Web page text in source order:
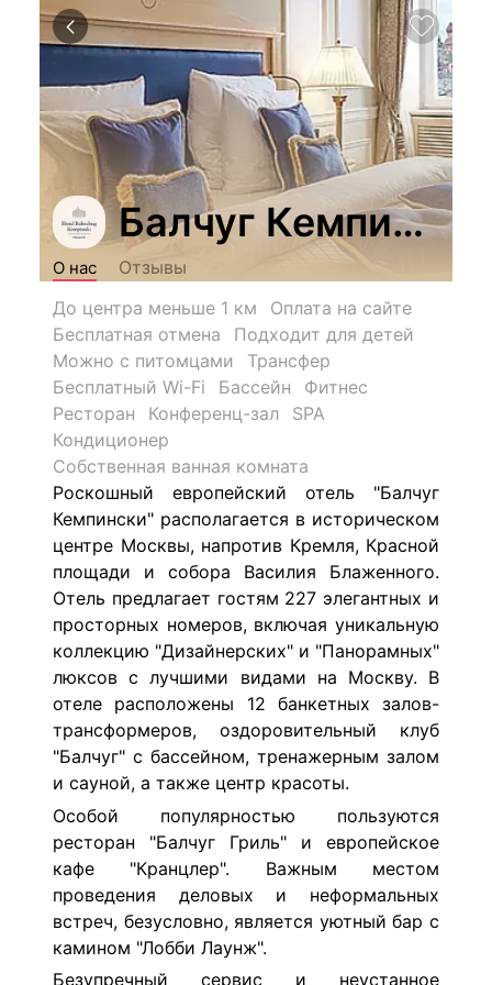
Балчуг Кемпински
О нас
Отзывы
До центра меньше 1 км
Оплата на сайте
Бесплатная отмена
Подходит для детей
Можно с питомцами
Трансфер
Бесплатный Wi-Fi
Бассейн
Фитнес
Ресторан
Конференц-зал
SPA
Кондиционер
Собственная ванная комната
Роскошный европейский отель "Балчуг
Кемпински" располагается в историческом
центре Москвы, напротив Кремля, Красной
площади и собора Василия Блаженного.
Отель предлагает гостям 227 элегантных и
просторных номеров, включая уникальную
коллекцию "Дизайнерских" и "Панорамных"
люксов с лучшими видами на Москву. В
отеле расположены 12 банкетных залов-
трансформеров, оздоровительный клуб
"Балчуг" с бассейном, тренажерным залом
и сауной, а также центр красоты.
Особой популярностью пользуются
ресторан "Балчуг Гриль" и европейское
кафе "Кранцлер". Важным местом
проведения деловых и неформальных
встреч, безусловно, является уютный бар с
камином "Лобби Лаунж".
Безупречный сервис и неустанное